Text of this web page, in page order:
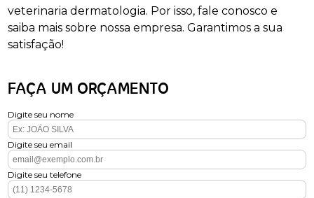
veterinaria dermatologia. Por isso, fale conosco e
saiba mais sobre nossa empresa. Garantimos a sua
satisfação!
FAÇA UM ORÇAMENTO
Digite seu nome
Digite seu email
Digite seu telefone